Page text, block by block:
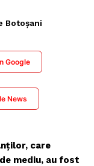
Botoșani
Google
News
care
mediu, au fost